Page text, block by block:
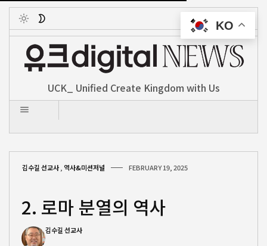
Toggle
UCK_ Unified Create Kingdom with Us
김수길 선교사 역사&미션저널 FEBRUARY 19, 2025
2. 로마 분열의 역사
김수길 선교사
KO